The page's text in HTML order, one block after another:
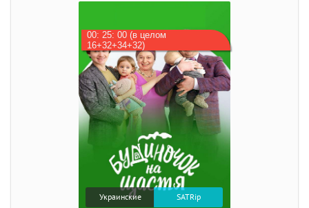
00: 25: 00 (в целом
16+32+34+32)
Украинские SATRip